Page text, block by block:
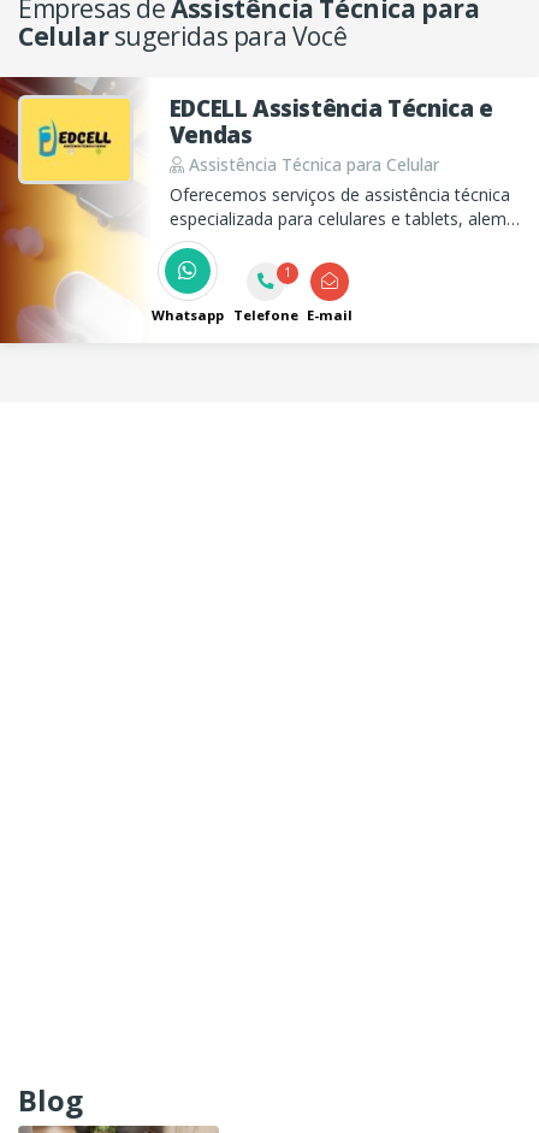
Empresas deAssistência Técnica para
Celularsugeridas para Você
EDCELL Assistência Técnica e
Vendas
Assistência Técnica para Celular
Oferecemos serviços de assistência técnica
especializada para celulares e tablets, alem
disso temos as películas NANO HD, a mais
resistente e que realmente protege seu
aparelho, venha nos conhecer temos de
tudo para seu celular.
Whatsapp
1
Telefone E-mail
Blog